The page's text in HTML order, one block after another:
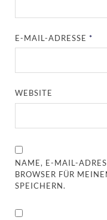
E-MAIL-ADRESSE*
WEBSITE
NAME, E-MAIL-
BROWSER FÜR
SPEICHERN.